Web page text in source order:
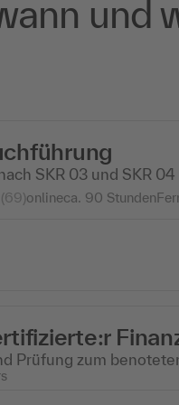
und
SKR 03 und SKR 04
(69)onlineca. 90 Stunden
Prüfung zum